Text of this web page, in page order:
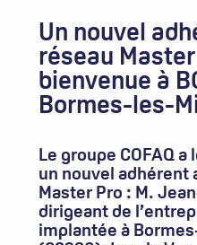
Un nouvel
réseau
bienvenue à
Bormes-les-
Le groupe COFAQ
un nouvel adhérent
Master Pro : M.
dirigeant de
implantée à